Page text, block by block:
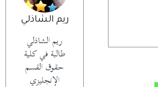
ريم الشاذلي
ريم الشاذلي
طالبة في كلية
حقوق القسم
الإنجليزي